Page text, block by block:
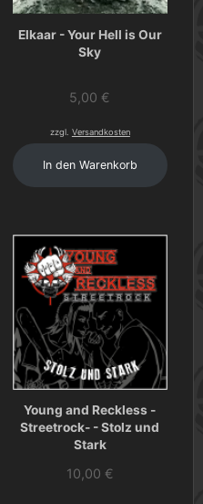
Elkaar - Your Hell is Our
Sky
5,00 €
zzgl. Versandkosten
In den Warenkorb
Young and Reckless -
Streetrock- - Stolz und
Stark
10,00 €